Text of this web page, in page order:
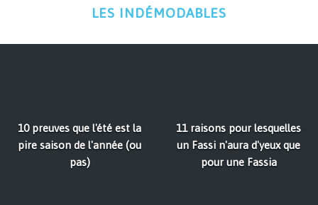
LES INDÉMODABLES
10 preuves que l'été est la
pire saison de l'année (ou
pas)
11 raisons pour lesquelles
un Fassi n'aura d'yeux que
pour une Fassia